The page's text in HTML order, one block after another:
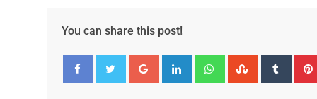
You can share this post!
Google+ LinkedIn WhatsappStumbleUpon
Tumblr